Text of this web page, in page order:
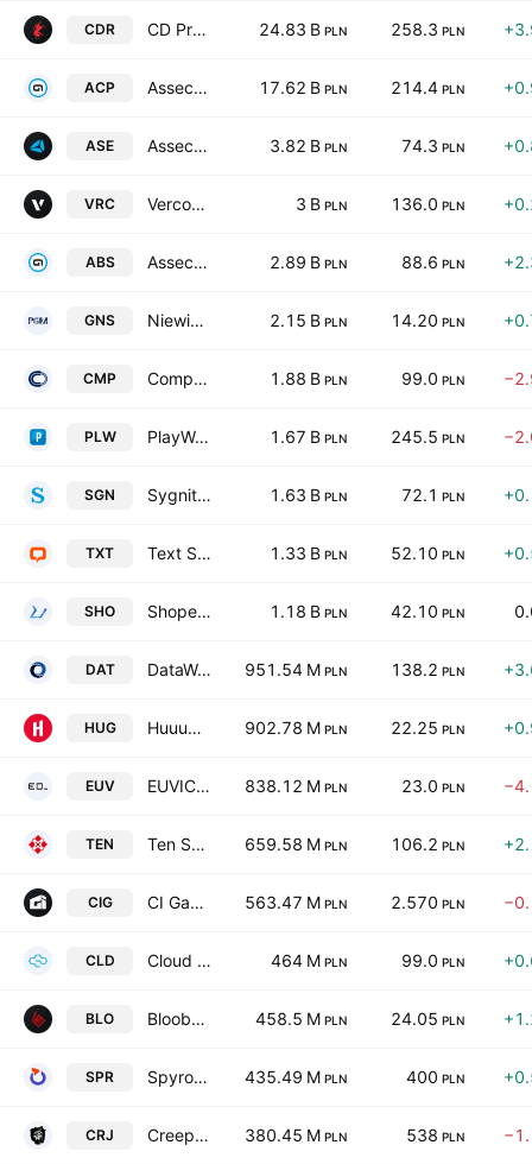
CDR CD Projekt S.A. 24.83 B PLN 258.3 PLN
ACP Asseco Poland S.A. 17.62 B PLN 214.4 PLN
ASE Asseco South Eastern Europe S.A. 3.82 B PLN 74.3 PLN
VRC Vercom SA 3 B PLN 136.0 PLN
ABS Asseco Business Solutions SA 2.89 B PLN 88.6 PLN
GNS Niewiadow Polish Military Group Joint Stock Company 2.15 B PLN 14.20 PLN
CMP Comp S.A. 1.88 B PLN 99.0 PLN
PLW PlayWay Spolka Akcyjna 1.67 B PLN 245.5 PLN
SGN Sygnity SA 1.63 B PLN 72.1 PLN
TXT Text S.A. 1.33 B PLN 52.10 PLN
SHO Shoper Spolka Akcyjna 1.18 B PLN 42.10 PLN
DAT DataWalk Spolka Akcyjna 951.54 M PLN 138.2 PLN
HUG Huuuge, Inc. 902.78 M PLN 22.25 PLN
EUV EUVIC S.A. 838.12 M PLN 23.0 PLN
TEN Ten Square Games SA 659.58 M PLN 106.2 PLN
CIG CI Games S.A. 563.47 M PLN 2.570 PLN
CLD Cloud Technologies SA 464 M PLN 99.0 PLN
BLO Bloober Team spolka akcyjna 458.5 M PLN 24.05 PLN
SPR SpyroSoft SA 435.49 M PLN 400 PLN
CRJ Creepy Jar S.A. 380.45 M PLN 538 PLN